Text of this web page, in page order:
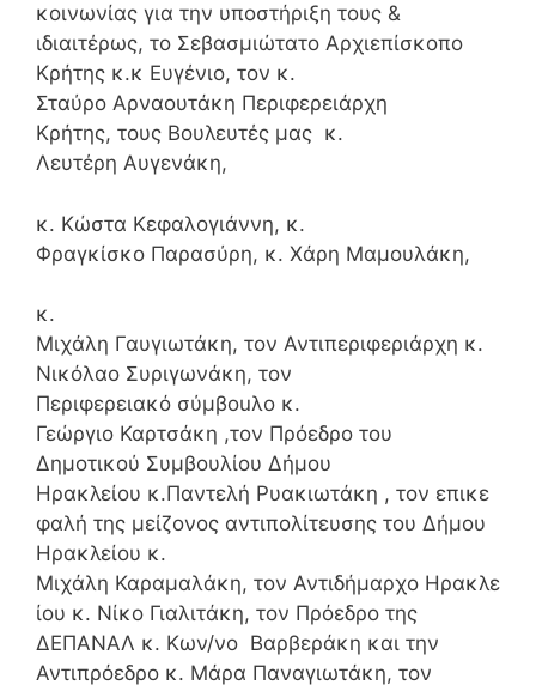
κοινωνίας για την υποστήριξη τους &
ιδιαιτέρως, το Σεβασμιώτατο Αρχιεπίσκοπο
Κρήτης κ.κ Ευγένιο, τον κ.
Σταύρο Αρναουτάκη Περιφερειάρχη
Κρήτης, τους Βουλευτές μας κ.
Λευτέρη Αυγενάκη,
κ. Κώστα Κεφαλογιάννη, κ.
Φραγκίσκο Παρασύρη, κ. Χάρη Μαμουλάκη,
κ.
Μιχάλη Γαυγιωτάκη, τον Αντιπεριφεριάρχη κ.
Νικόλαο Συριγωνάκη, τον
Περιφερειακό σύμβοuλο κ.
Γεώργιο Καρτσάκη ,τον Πρόεδρο του
Δημοτικού Συμβουλίου Δήμου
Ηρακλείου κ.Παντελή Ρυακιωτάκη , τον επικε
φαλή της μείζονος αντιπολίτευσης του Δήμου
Ηρακλείου κ.
Μιχάλη Καραμαλάκη, τον Αντιδήμαρχο Ηρακλε
ίου κ. Νίκο Γιαλιτάκη, τον Πρόεδρο της
ΔΕΠΑΝΑΛ κ. Κων/νο Βαρβεράκη και την
Αντιπρόεδρο κ. Μάρα Παναγιωτάκη, τον